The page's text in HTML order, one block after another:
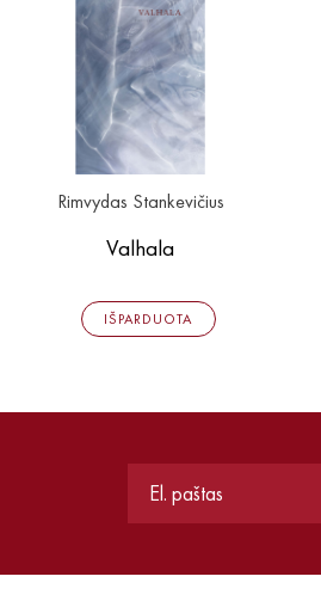
Rimvydas Stankevičius
Valhala
IŠPARDUOTA